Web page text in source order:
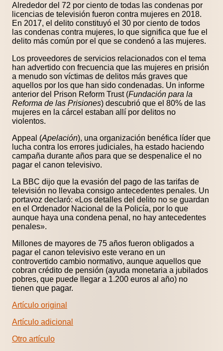
Alrededor del 72 por ciento de todas las condenas por
licencias de televisión fueron contra mujeres en 2018.
En 2017, el delito constituyó el 30 por ciento de todos
las condenas contra mujeres, lo que significa que fue el
delito más común por el que se condenó a las mujeres.
Los proveedores de servicios relacionados con el tema
han advertido con frecuencia que las mujeres en prisión
a menudo son víctimas de delitos más graves que
aquellos por los que han sido condenadas. Un informe
anterior del Prison Reform Trust (Fundación para la
Reforma de las Prisiones) descubrió que el 80% de las
mujeres en la cárcel estaban allí por delitos no
violentos.
Appeal (Apelación), una organización benéfica líder que
lucha contra los errores judiciales, ha estado haciendo
campaña durante años para que se despenalice el no
pagar el canon televisivo.
La BBC dijo que la evasión del pago de las tarifas de
televisión no llevaba consigo antecedentes penales. Un
portavoz declaró: «Los detalles del delito no se guardan
en el Ordenador Nacional de la Policía, por lo que
aunque haya una condena penal, no hay antecedentes
penales».
Millones de mayores de 75 años fueron obligados a
pagar el canon televisivo este verano en un
controvertido cambio normativo, aunque aquellos que
cobran crédito de pensión (ayuda monetaria a jubilados
pobres, que puede llegar a 1.200 euros al año) no
tienen que pagar.
Artículo original
Artículo adicional
Otro artículo